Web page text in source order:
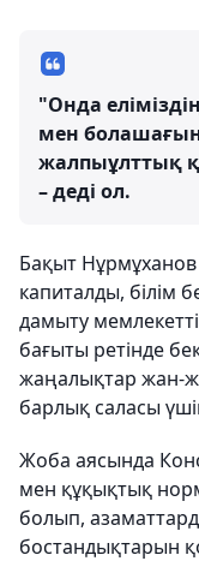
"Онда
мен
жалпыұлттық
– деді ол.
Бақыт
капиталды, білім
дамыту
бағыты ретінде
жаңалықтар жан-
барлық саласы
Жоба аясында
мен құқықтық
болып,
бостандықтарын